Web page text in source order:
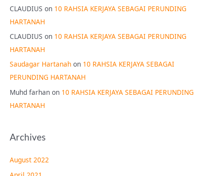
CLAUDIUS on 10 RAHSIA KERJAYA SEBAGAI PERUNDING
HARTANAH
CLAUDIUS on 10 RAHSIA KERJAYA SEBAGAI PERUNDING
HARTANAH
Saudagar Hartanah on 10 RAHSIA KERJAYA SEBAGAI
PERUNDING HARTANAH
Muhd farhan on 10 RAHSIA KERJAYA SEBAGAI PERUNDING
HARTANAH
Archives
August 2022